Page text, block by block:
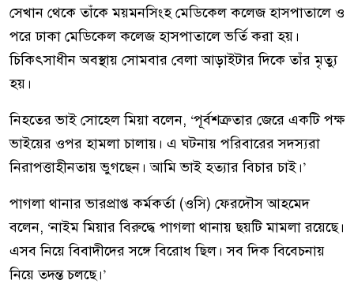
সেখান থেকে তাঁকে ময়মনসিংহ মেডিকেল কলেজ হাসপাতালে ও
পরে ঢাকা মেডিকেল কলেজ হাসপাতালে ভর্তি করা হয়।
চিকিৎসাধীন অবস্থায় সোমবার বেলা আড়াইটার দিকে তাঁর মৃত্যু
হয়।
নিহতের ভাই সোহেল মিয়া বলেন, ‘পূর্বশত্রুতার জেরে একটি পক্ষ
ভাইয়ের ওপর হামলা চালায়। এ ঘটনায় পরিবারের সদস্যরা
নিরাপত্তাহীনতায় ভুগছেন। আমি ভাই হত্যার বিচার চাই।’
পাগলা থানার ভারপ্রাপ্ত কর্মকর্তা (ওসি) ফেরদৌস আহমেদ
বলেন, ‘নাইম মিয়ার বিরুদ্ধে পাগলা থানায় ছয়টি মামলা রয়েছে।
এসব নিয়ে বিবাদীদের সঙ্গে বিরোধ ছিল। সব দিক বিবেচনায়
নিয়ে তদন্ত চলছে।’